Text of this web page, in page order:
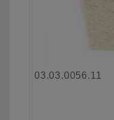
03.03.0056.11